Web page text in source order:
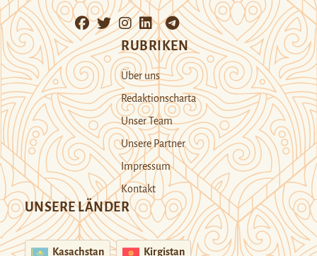
RUBRIKEN
Über uns
Redaktionscharta
Unser Team
Unsere Partner
Impressum
Kontakt
UNSERE LÄNDER
Kasachstan Kirgistan